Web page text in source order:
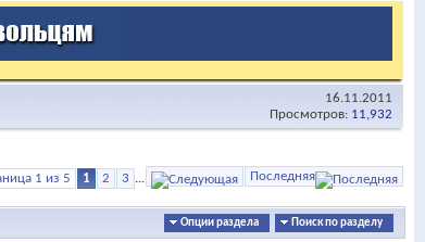
16.11.2011
Просмотров: 11,932
1 из 5 1 2 3 ... Последняя
Опции раздела Поиск по разделу